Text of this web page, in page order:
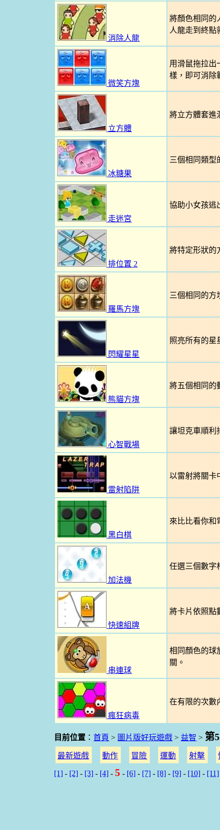
消除人龍
將顏色相同的
人龍走到終點
微笑方塊
用滑鼠拖拉出
樣，即可消除
立方體
將立方體套進
冰糖果
三個相同類型
走迷宮
協助小女孩逃
排位置 2
將特定形狀的
羅馬方塊
三個相同的方
閃耀星星
照亮所有的星
熊貓方塊
將五個相同的
心智戰場
讓坦克車順利
雷射陷阱
以雷射將關卡
黑白棋
來比比看你和
加法機
任選三個數字
快速組牌
將卡片依照點
串連球
相同顏色的球
關。
瘋狂病毒
在有限的次數
目前位置 ：首頁 > 圖片版好玩遊戲 > 益智 > 第
最新遊戲 動作 冒險 運動 射擊
[1] - [2] - [3] - [4] -5 - [6] - [7] - [8] - [9] - [10] - [11]